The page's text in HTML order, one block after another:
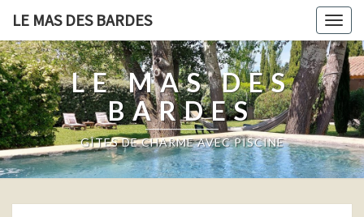
LE MAS DES BARDES
LE MAS DES
BARDES
GÎTES DE CHARME AVEC PISCINE